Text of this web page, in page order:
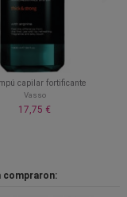
capilar fortificante
Vasso
17,75 €
compraron: